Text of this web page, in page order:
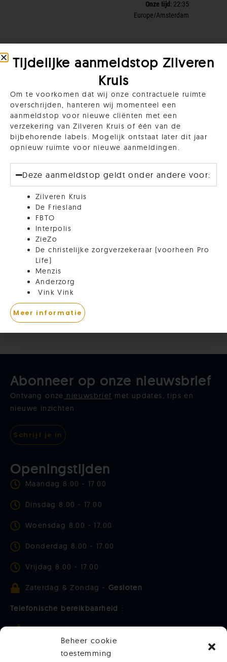
Beheer cookie
toestemming
Abonneer op onze nieuwsbrief
Ontvang onze nieuwsbrief met updates, tips en
nieuwe inzichten
Schrijf je in
Openingstijden
Maandag 8.00 - 17.00
Dinsdag 8.00 - 17.00
Woensdag 8.00 - 17.00
Donderdag 8.00 - 17.00
Vrijdag 8.00 - 17.00
Zaterdag & Zondag - Gesloten
Telefonische bereikbaarheid :
Maandag t/m donderdag 9.00 - 15.00
Vrijdag - 9.00 - 13.00
Tijdelijke aanmeldstop Zilveren
Kruis
Om te voorkomen dat wij onze contractuele ruimte
overschrijden, hanteren wij momenteel een
aanmeldstop voor nieuwe cliënten met een
verzekering van Zilveren Kruis of één van de
bijbehorende labels. Mogelijk ontstaat later dit jaar
opnieuw ruimte voor nieuwe aanmeldingen.
Deze aanmeldstop geldt onder andere voor:
Zilveren Kruis
De Friesland
FBTO
Interpolis
ZieZo
De christelijke zorgverzekeraar (voorheen Pro
Life)
Menzis
Anderzorg
Vink Vink
Meer informatie